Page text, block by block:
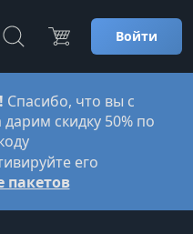
Войти
Спасибо, что вы с
скидку 50% по
его
пакетов